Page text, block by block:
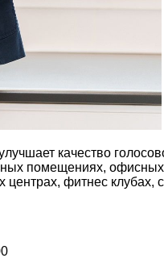
качество
помещениях, офисных
центрах, фитнес клубах,